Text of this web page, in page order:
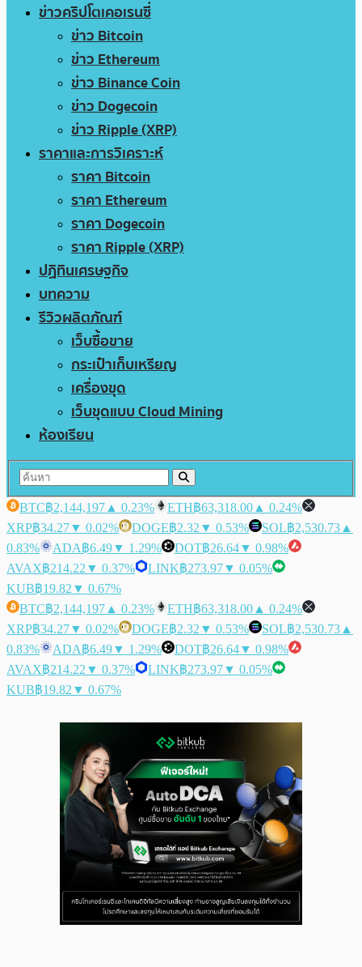
ข่าวคริปโตเคอเรนซี่
ข่าว Bitcoin
ข่าว Ethereum
ข่าว Binance Coin
ข่าว Dogecoin
ข่าว Ripple (XRP)
ราคาและการวิเคราะห์
ราคา Bitcoin
ราคา Ethereum
ราคา Dogecoin
ราคา Ripple (XRP)
ปฏิทินเศรษฐกิจ
บทความ
รีวิวผลิตภัณฑ์
เว็บซื้อขาย
กระเป๋าเก็บเหรียญ
เครื่องขุด
เว็บขุดแบบ Cloud Mining
ห้องเรียน
BTC฿2,144,197 ▲ 0.23% ETH฿63,318.00 ▲ 0.24%
XRP฿34.27▼ 0.02% DOGE฿2.32 ▼ 0.53% SOL฿2,530.73 ▲
0.83%
ADA฿6.49▼ 1.29% DOT฿26.64▼ 0.98%
AVAX฿214.22 ▼ 0.37% LINK฿273.97▼ 0.05%
KUB฿19.82 ▼ 0.67%
BTC฿2,144,197 ▲ 0.23% ETH฿63,318.00 ▲ 0.24%
XRP฿34.27▼ 0.02% DOGE฿2.32 ▼ 0.53% SOL฿2,530.73 ▲
0.83%
ADA฿6.49▼ 1.29% DOT฿26.64▼ 0.98%
AVAX฿214.22 ▼ 0.37% LINK฿273.97▼ 0.05%
KUB฿19.82 ▼ 0.67%